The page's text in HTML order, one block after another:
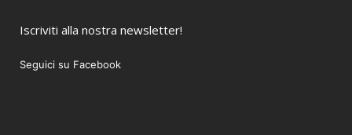
Iscriviti alla nostra newsletter!
Seguici su Facebook